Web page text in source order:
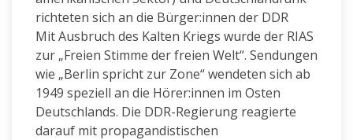
richteten sich an die Bürger:innen der DDR
Mit Ausbruch des Kalten Kriegs wurde der RIAS
zur „Freien Stimme der freien Welt“. Sendungen
wie „Berlin spricht zur Zone“ wendeten sich ab
1949 speziell an die Hörer:innen im Osten
Deutschlands. Die DDR-Regierung reagierte
darauf mit propagandistischen